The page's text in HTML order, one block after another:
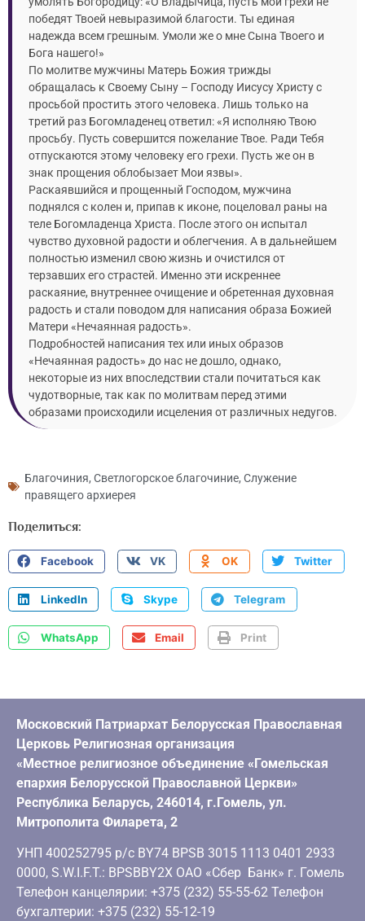
победят Твоей невыразимой благости. Ты единая
надежда всем грешным. Умоли же о мне Сына Твоего и
Бога нашего!»
По молитве мужчины Матерь Божия трижды
обращалась к Своему Сыну – Господу Иисусу Христу с
просьбой простить этого человека. Лишь только на
третий раз Богомладенец ответил: «Я исполняю Твою
просьбу. Пусть совершится пожелание Твое. Ради Тебя
отпускаются этому человеку его грехи. Пусть же он в
знак прощения облобызает Мои язвы».
Раскаявшийся и прощенный Господом, мужчина
поднялся с колен и, припав к иконе, поцеловал раны на
теле Богомладенца Христа. После этого он испытал
чувство духовной радости и облегчения. А в дальнейшем
полностью изменил свою жизнь и очистился от
терзавших его страстей. Именно эти искреннее
раскаяние, внутреннее очищение и обретенная духовная
радость и стали поводом для написания образа Божией
Матери «Нечаянная радость».
Подробностей написания тех или иных образов
«Нечаянная радость» до нас не дошло, однако,
некоторые из них впоследствии стали почитаться как
чудотворные, так как по молитвам перед этими
образами происходили исцеления от различных недугов.
Благочиния, Светлогорское благочиние, Служение
правящего архиерея
Поделиться:
Facebook VK OK Twitter
LinkedIn Skype Telegram
WhatsApp Email Print
Московский Патриархат Белорусская Православная
Церковь Религиозная организация
«Местное религиозное объединение «Гомельская
епархия Белорусской Православной Церкви»
Республика Беларусь, 246014, г.Гомель, ул.
Митрополита Филарета, 2
УНП 400252795 р/с BY74 BPSB 3015 1113 0401 2933
0000, S.W.I.F.T.: BPSBBY2X ОАО «Сбер Банк» г. Гомель
Телефон канцелярии: +375 (232) 55-55-62 Телефон
бухгалтерии: +375 (232) 55-12-19